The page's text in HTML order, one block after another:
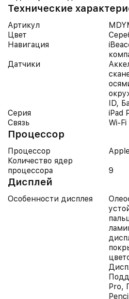
Технические
Артикул
Цвет
Навигация
Датчики
ID,
Серия
iPad
Связь
Wi-Fi
Процессор
Процессор
Количество ядер
процессора
9
Дисплей
Особенности дисплея
Pro,